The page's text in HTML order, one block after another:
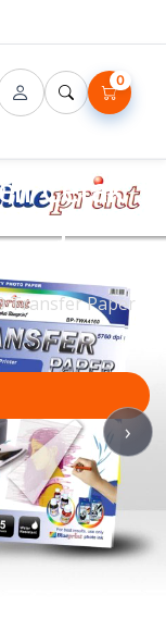
0
Cetak
Inkjet di
Transfer Paper
›